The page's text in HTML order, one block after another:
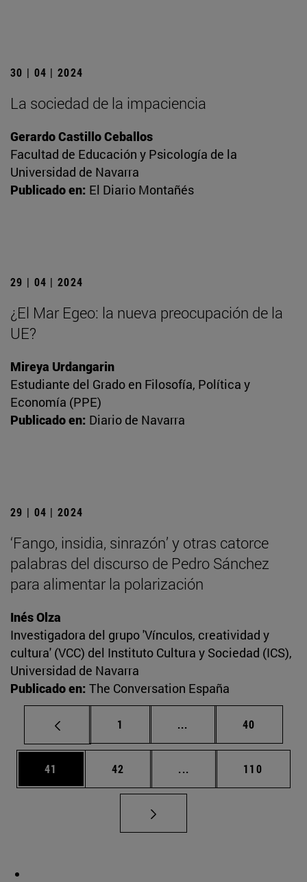
30 | 04 | 2024
La sociedad de la impaciencia
Gerardo Castillo Ceballos
Facultad de Educación y Psicología de la
Universidad de Navarra
Publicado en: El Diario Montañés
29 | 04 | 2024
¿El Mar Egeo: la nueva preocupación de la
UE?
Mireya Urdangarin
Estudiante del Grado en Filosofía, Política y
Economía (PPE)
Publicado en: Diario de Navarra
29 | 04 | 2024
‘Fango, insidia, sinrazón’ y otras catorce
palabras del discurso de Pedro Sánchez
para alimentar la polarización
Inés Olza
Investigadora del grupo 'Vínculos, creatividad y
cultura' (VCC) del Instituto Cultura y Sociedad (ICS),
Universidad de Navarra
Publicado en: The Conversation España
Página
1 ... Páginas intermedias
Página
40
Página
41 Página
42 ... Páginas intermedias
Página
110